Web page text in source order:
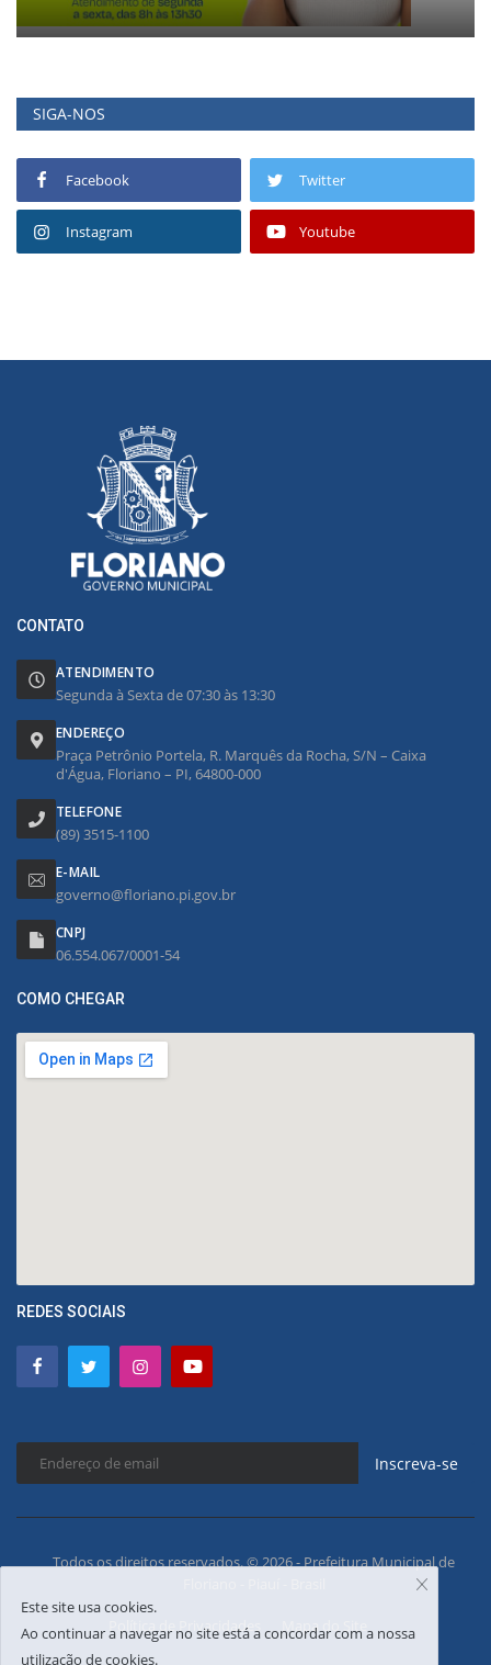
SIGA-NOS
Facebook Twitter
Instagram Youtube
CONTATO
ATENDIMENTO
Segunda à Sexta de 07:30 às 13:30
ENDEREÇO
Praça Petrônio Portela, R. Marquês da Rocha, S/N – Caixa
d'Água, Floriano – PI, 64800-000
TELEFONE
(89) 3515-1100
E-MAIL
governo@floriano.pi.gov.br
CNPJ
06.554.067/0001-54
COMO CHEGAR
REDES SOCIAIS
Inscreva-se
Todos os direitos reservados. © 2026 - Prefeitura Municipal de
Política de Privacidades Mapa do Site
Este site usa cookies.
Ao continuar a navegar no site está a concordar com a nossa
utilização de cookies.